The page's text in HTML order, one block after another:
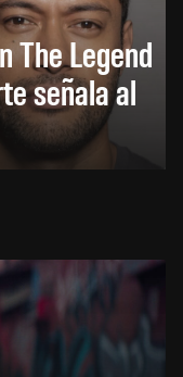
The Legend
señala al